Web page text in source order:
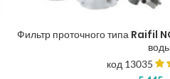
Фильтр проточного типа Raifil
воды
код 13035